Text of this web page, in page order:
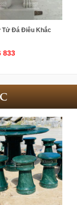
Tử Đá Điêu Khắc
833